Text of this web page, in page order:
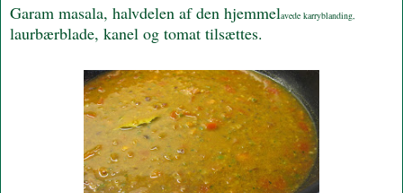
Garam masala, halvdelen af den hjemmelavede karryblanding,
laurbærblade, kanel og tomat tilsættes.